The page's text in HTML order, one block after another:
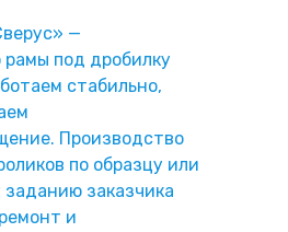
—
рамы под дробилку
стабильно,
Производство
по образцу или
заказчика
и